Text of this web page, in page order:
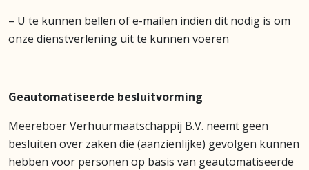
– U te kunnen bellen of e-mailen indien dit nodig is om
onze dienstverlening uit te kunnen voeren
Geautomatiseerde besluitvorming
Meereboer Verhuurmaatschappij B.V. neemt geen
besluiten over zaken die (aanzienlijke) gevolgen kunnen
hebben voor personen op basis van geautomatiseerde